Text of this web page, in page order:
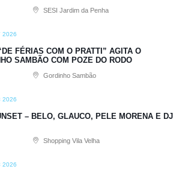
SESI Jardim da Penha
2026
FÉRIAS COM O PRATTI” AGITA O
SAMBÃO COM POZE DO RODO
Gordinho Sambão
2026
– BELO, GLAUCO, PELE MORENA E DJ
Shopping Vila Velha
2026